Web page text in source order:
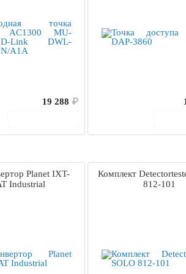
19 288 ₽
Planet IXT-
Industrial
Комплект
812-101